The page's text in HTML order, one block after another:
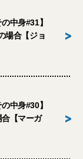
中身#31】
場合【ジョ
>
中身#30】
【マーガ
>